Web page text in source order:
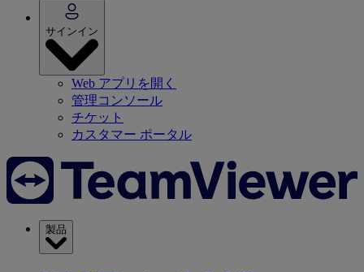
サインイン
Web アプリを開く
管理コンソール
チケット
カスタマー ポータル
製品